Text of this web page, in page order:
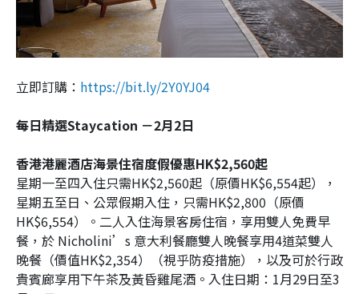
立即訂購： https://bit.ly/2Y0YJ04
每日精選Staycation －2月2日
香港港麗酒店海景住宿度假優惠HK$2,560起
星期一至四入住只需HK$2,560起（原價HK$6,554起），
星期五至日、公眾假期入住，只需HK$2,800（原價
HK$6,554）。二人入住海景客房住宿，享用雙人免費早
餐，於 Nicholini’s 意大利餐廳雙人晚餐享用4道菜雙人
晚餐（價值HK$2,354）（視乎防疫措施），以及可於行政
貴賓廊享用下午茶及黃昏雞尾酒。入住日期：1月29日至3